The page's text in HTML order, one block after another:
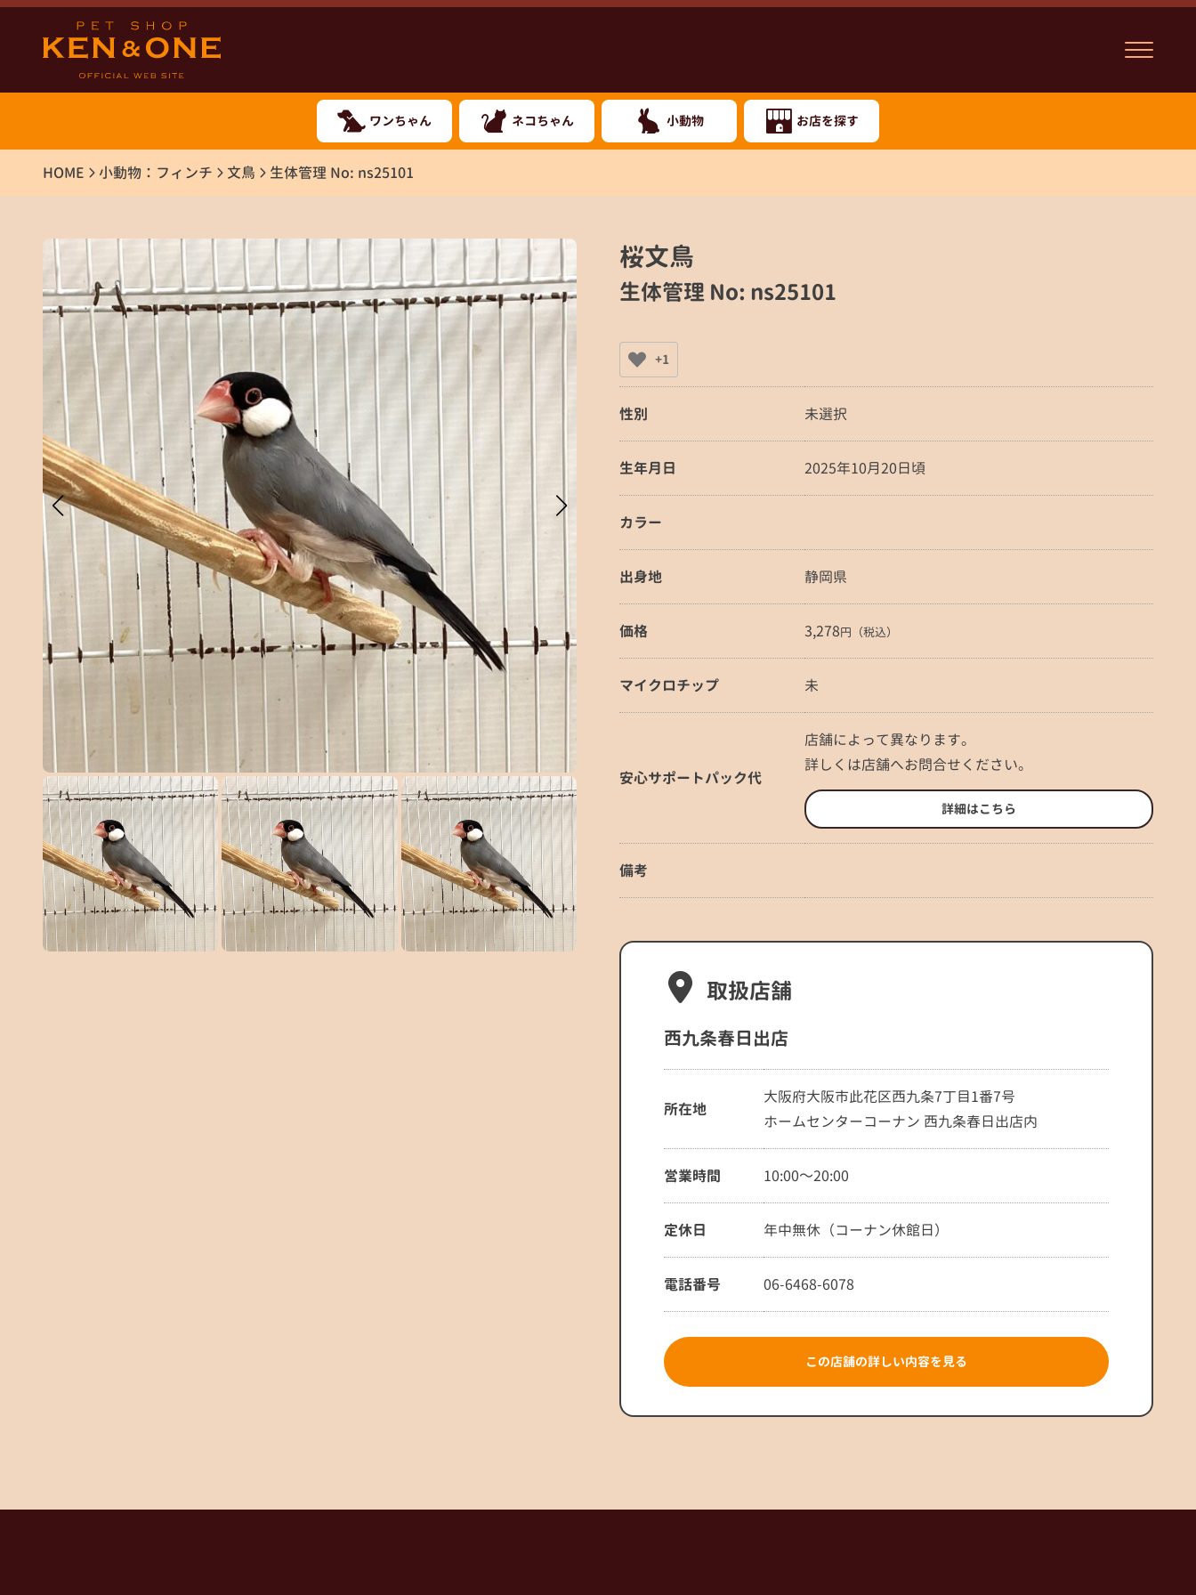
ワンちゃん ネコちゃん 小動物 お店を探す
HOME 小動物：フィンチ 文鳥 生体管理 No: ns25101
桜文鳥
生体管理 No: ns25101
+1
性別 未選択
生年月日 2025年10月20日頃
カラー
出身地 静岡県
価格 3,278円（税込）
マイクロチップ 未
安心サポートパック代
店舗によって異なります。
詳しくは店舗へお問合せください。
詳細はこちら
備考
取扱店舗
西九条春日出店
所在地
大阪府大阪市此花区西九条7丁目1番7号
ホームセンターコーナン 西九条春日出店内
営業時間 10:00～20:00
定休日 年中無休（コーナン休館日）
電話番号 06-6468-6078
この店舗の詳しい内容を見る